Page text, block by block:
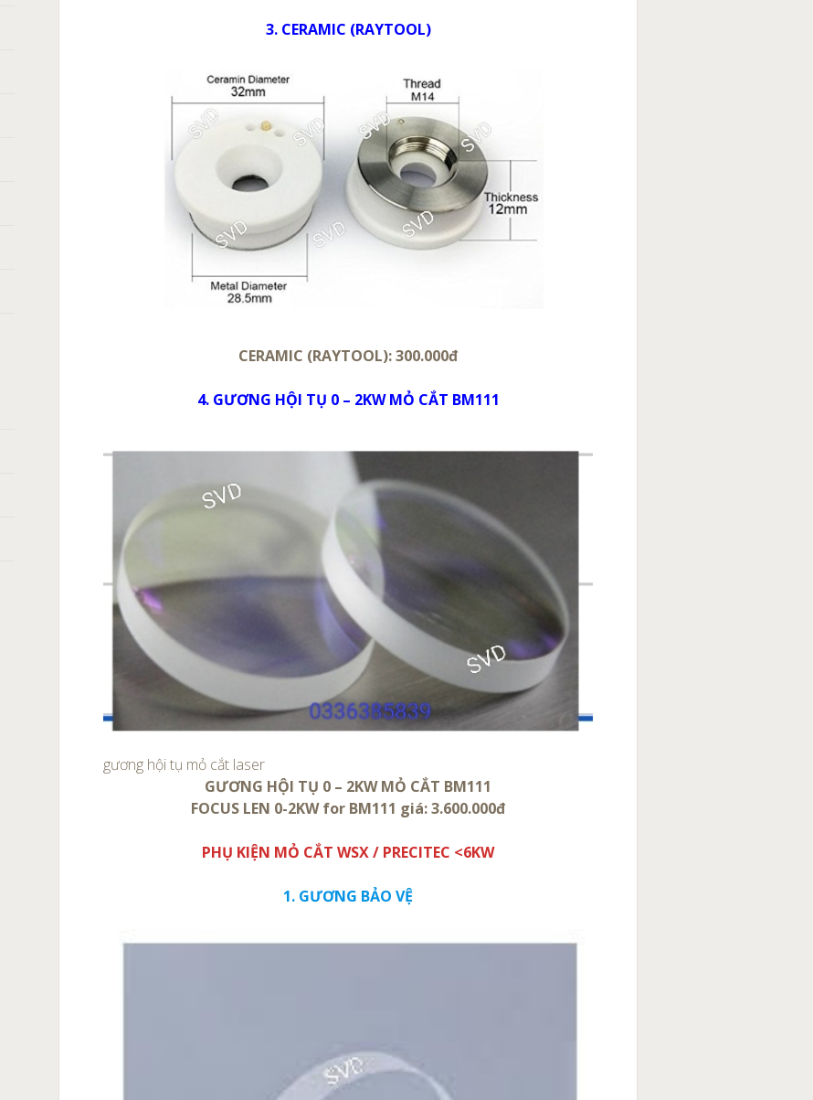
3. CERAMIC (RAYTOOL)
CERAMIC (RAYTOOL): 300.000đ
4. GƯƠNG HỘI TỤ 0 – 2KW MỎ CẮT BM111
gương hội tụ mỏ cắt laser
GƯƠNG HỘI TỤ 0 – 2KW MỎ CẮT BM111
FOCUS LEN 0-2KW for BM111 giá: 3.600.000đ
PHỤ KIỆN MỎ CẮT WSX / PRECITEC <6KW
1. GƯƠNG BẢO VỆ